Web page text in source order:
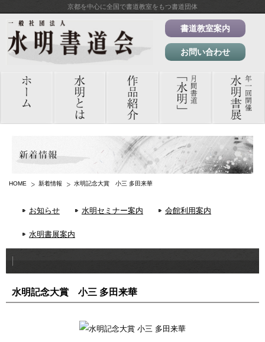
京都を中心に全国で書道教室をもつ書道団体
書道教室案内
お問い合わせ
HOME 新着情報 水明記念大賞 小三 多田来華
お知らせ 水明セミナー案内 会館利用案内
水明書展案内
水明記念大賞 小三 多田来華